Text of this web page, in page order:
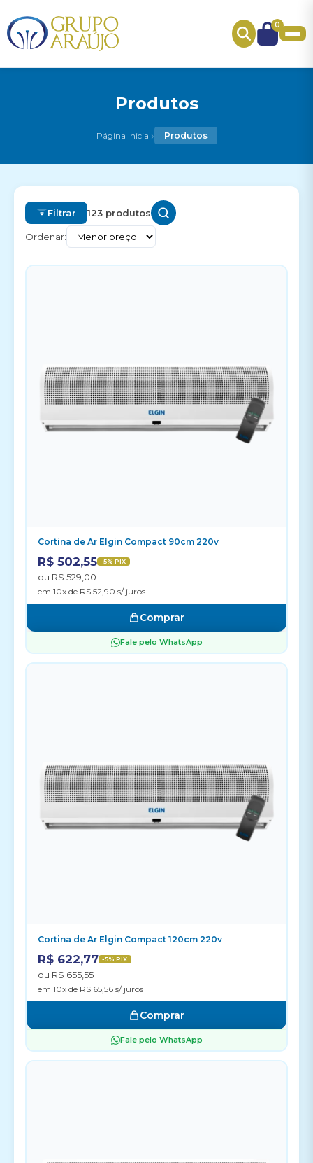
0
Produtos
Página Inicial› Produtos
Filtrar 123 produtos
Ordenar:
Cortina de Ar Elgin Compact 90cm 220v
R$ 502,55 -5% PIX
ou R$ 529,00
em 10x de R$ 52,90 s/ juros
Comprar
Fale pelo WhatsApp
Cortina de Ar Elgin Compact 120cm 220v
R$ 622,77 -5% PIX
ou R$ 655,55
em 10x de R$ 65,56 s/ juros
Comprar
Fale pelo WhatsApp